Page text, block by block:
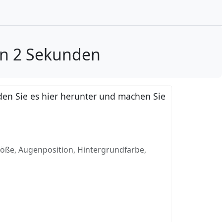
2 Sekunden
Sie es hier herunter und machen Sie
Augenposition, Hintergrundfarbe,